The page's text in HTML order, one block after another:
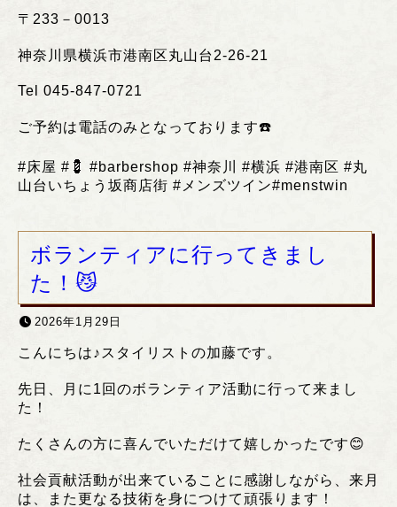
〒 233 － 0013
神奈川県横浜市港南区丸山台2-26-21
Tel 045-847-0721
ご予約は電話のみとなっております☎️
#床屋 #💈 #barbershop #神奈川 #横浜 #港南区 #丸
山台いちょう坂商店街 # メンズツイン#menstwin
ボランティアに行ってきまし
た！😼
2026年1月29日
こんにちは♪スタイリストの加藤です。
先日、月に1回のボランティア活動に行って来まし
た！
たくさんの方に喜んでいただけて嬉しかったです😊
社会貢献活動が出来ていることに感謝しながら、来月
は、また更なる技術を身につけて頑張ります！